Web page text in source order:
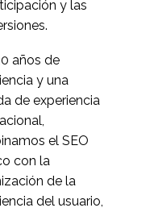
2
2
1
0
y las
años de
y una
de experiencia
el SEO
con la
de la
del usuario,